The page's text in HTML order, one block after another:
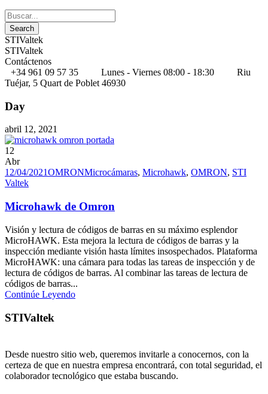
STIValtek
STIValtek
Contáctenos
+34 961 09 57 35
Lunes - Viernes 08:00 - 18:30
Riu
Tuéjar, 5 Quart de Poblet 46930
Day
abril 12, 2021
12
Abr
12/04/2021OMRONMicrocámaras, Microhawk, OMRON, STI
Valtek
Microhawk de Omron
Visión y lectura de códigos de barras en su máximo esplendor
MicroHAWK. Esta mejora la lectura de códigos de barras y la
inspección mediante visión hasta límites insospechados. Plataforma
MicroHAWK: una cámara para todas las tareas de inspección y de
lectura de códigos de barras. Al combinar las tareas de lectura de
códigos de barras...
Continúe Leyendo
STIValtek
Desde nuestro sitio web, queremos invitarle a conocernos, con la
certeza de que en nuestra empresa encontrará, con total seguridad, el
colaborador tecnológico que estaba buscando.